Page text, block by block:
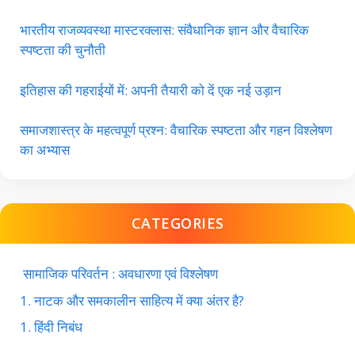
भारतीय राजव्यवस्था मास्टरक्लास: संवैधानिक ज्ञान और वैचारिक
स्पष्टता की चुनौती
इतिहास की गहराईयों में: अपनी तैयारी को दें एक नई उड़ान
समाजशास्त्र के महत्वपूर्ण प्रश्न: वैचारिक स्पष्टता और गहन विश्लेषण
का अभ्यास
CATEGORIES
सामाजिक परिवर्तन : अवधारणा एवं विश्लेषण
1. नाटक और समकालीन साहित्य में क्या अंतर है?
1. हिंदी निबंध